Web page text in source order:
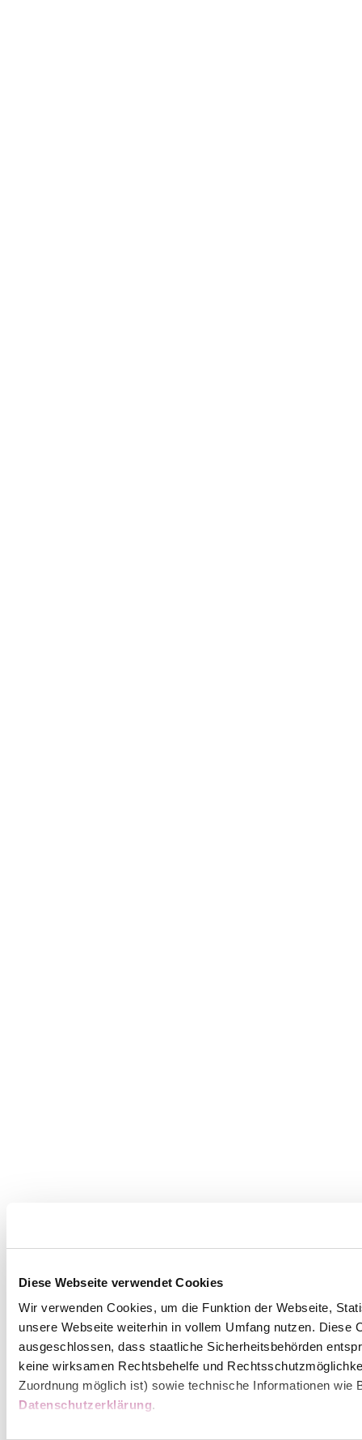
Diese Webseite verwendet Cookies
Wir verwenden Cookies, um die Funktion der Webseite,
unsere Webseite weiterhin in vollem Umfang nutzen.
ausgeschlossen, dass staatliche Sicherheitsbehörden
keine wirksamen Rechtsbehelfe und
Zuordnung möglich ist) sowie technische Informationen
Datenschutzerklärung.